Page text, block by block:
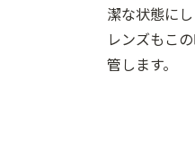
潔な状態に
レンズもこ
管します。